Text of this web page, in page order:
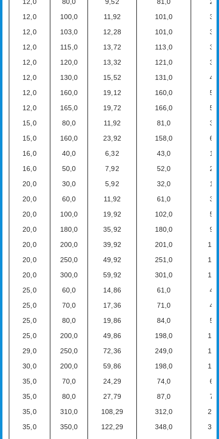
12,0
100,0 11,92 101,0
12,0
103,0 12,28 101,0
12,0
115,0 13,72 113,0
12,0
120,0 13,32 121,0
12,0
130,0 15,52 131,0
12,0
160,0 19,12 160,0
12,0
165,0 19,72 166,0
15,0
80,0 11,92 81,0
15,0
160,0 23,92 158,0
16,0
40,0 6,32 43,0
16,0
50,0 7,92 52,0
20,0
30,0 5,92 32,0
20,0
60,0 11,92 61,0
20,0
100,0 19,92 102,0
20,0
180,0 35,92 180,0
20,0
200,0 39,92 201,0
20,0
250,0 49,92 251,0
20,0
300,0 59,92 301,0
25,0
60,0 14,86 61,0
25,0
70,0 17,36 71,0
25,0
80,0 19,86 84,0
25,0
200,0 49,86 198,0
29,0
250,0 72,36 249,0
30,0
200,0 59,86 198,0
35,0
70,0 24,29 74,0
35,0
80,0 27,79 87,0
35,0
310,0 108,29 312,0
35,0
350,0 122,29 348,0